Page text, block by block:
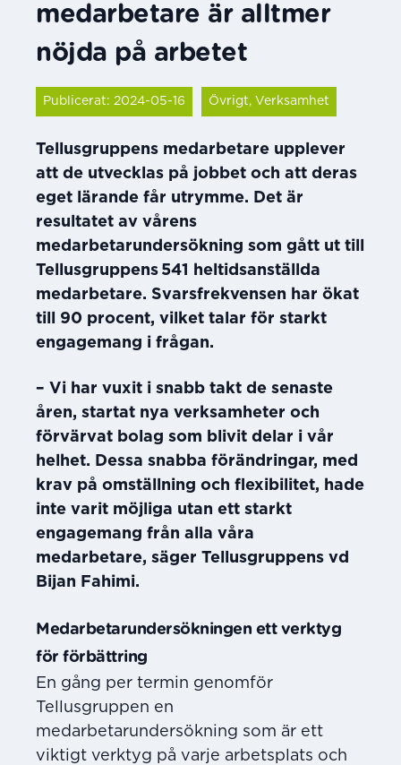
medarbetare är alltmer
nöjda på arbetet
Publicerat: 2024-05-16 Övrigt, Verksamhet
Tellusgruppens medarbetare upplever
att de utvecklas på jobbet och att deras
eget lärande får utrymme. Det är
resultatet av vårens
medarbetarundersökning som gått ut till
Tellusgruppens 541 heltidsanställda
medarbetare. Svarsfrekvensen har ökat
till 90 procent, vilket talar för starkt
engagemang i frågan.
– Vi har vuxit i snabb takt de senaste
åren, startat nya verksamheter och
förvärvat bolag som blivit delar i vår
helhet. Dessa snabba förändringar, med
krav på omställning och flexibilitet, hade
inte varit möjliga utan ett starkt
engagemang från alla våra
medarbetare, säger Tellusgruppens vd
Bijan Fahimi.
Medarbetarundersökningen ett verktyg
för förbättring
En gång per termin genomför
Tellusgruppen en
medarbetarundersökning som är ett
viktigt verktyg på varje arbetsplats och